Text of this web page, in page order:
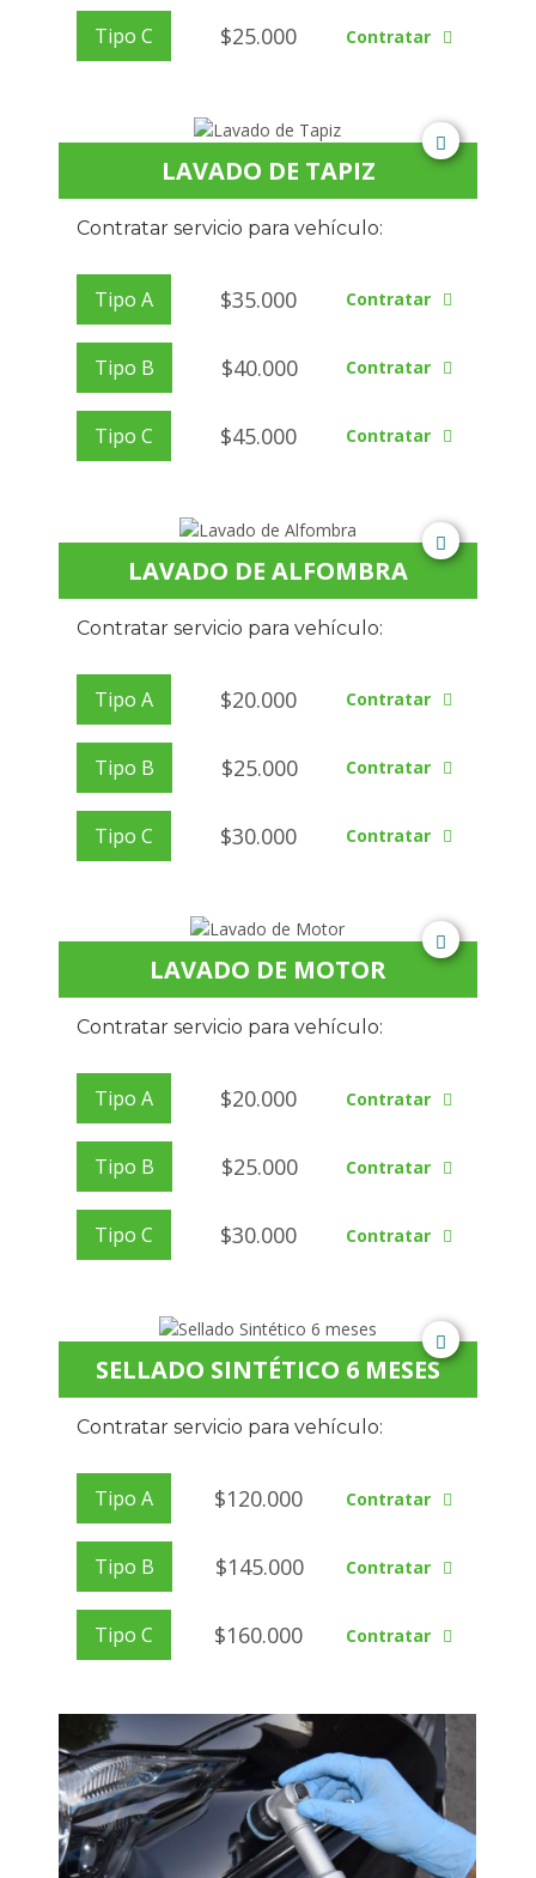
Tipo C $25.000 Contratar
LAVADO DE TAPIZ
Contratar servicio para vehículo:
Tipo A $35.000 Contratar
Tipo B $40.000 Contratar
Tipo C $45.000 Contratar
LAVADO DE ALFOMBRA
Contratar servicio para vehículo:
Tipo A $20.000 Contratar
Tipo B $25.000 Contratar
Tipo C $30.000 Contratar
LAVADO DE MOTOR
Contratar servicio para vehículo:
Tipo A $20.000 Contratar
Tipo B $25.000 Contratar
Tipo C $30.000 Contratar
SELLADO SINTÉTICO 6 MESES
Contratar servicio para vehículo:
Tipo A $120.000 Contratar
Tipo B $145.000 Contratar
Tipo C $160.000 Contratar